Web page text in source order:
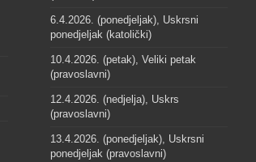
6.4.2026. (ponedjeljak), Uskrsni
ponedjeljak (katolički)
10.4.2026. (petak), Veliki petak
(pravoslavni)
12.4.2026. (nedjelja), Uskrs
(pravoslavni)
13.4.2026. (ponedjeljak), Uskrsni
ponedjeljak (pravoslavni)